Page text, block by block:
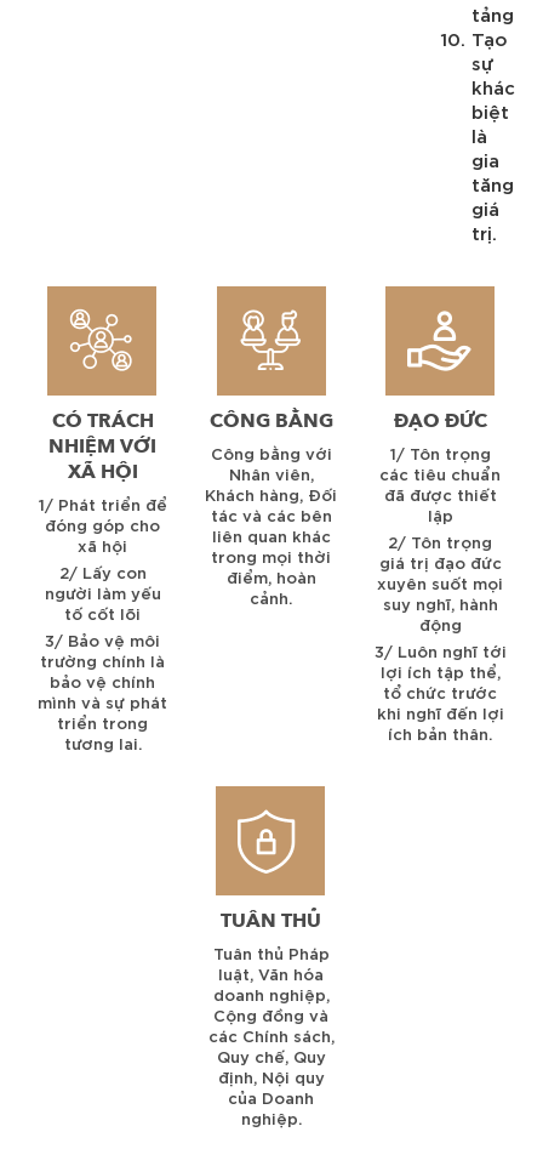
tảng
Tạo
sự
khác
biệt
là
gia
tăng
giá
trị.
CÓ TRÁCH
NHIỆM VỚI
XÃ HỘI
1/ Phát triển để
đóng góp cho
xã hội
2/ Lấy con
người làm yếu
tố cốt lõi
3/ Bảo vệ môi
trường chính là
bảo vệ chính
mình và sự phát
triển trong
tương lai.
CÔNG BẰNG
Công bằng với
Nhân viên,
Khách hàng, Đối
tác và các bên
liên quan khác
trong mọi thời
điểm, hoàn
cảnh.
ĐẠO ĐỨC
1/ Tôn trọng
các tiêu chuẩn
đã được thiết
lập
2/ Tôn trọng
giá trị đạo đức
xuyên suốt mọi
suy nghĩ, hành
động
3/ Luôn nghĩ tới
lợi ích tập thể,
tổ chức trước
khi nghĩ đến lợi
ích bản thân.
TUÂN THỦ
Tuân thủ Pháp
luật, Văn hóa
doanh nghiệp,
Cộng đồng và
các Chính sách,
Quy chế, Quy
định, Nội quy
của Doanh
nghiệp.